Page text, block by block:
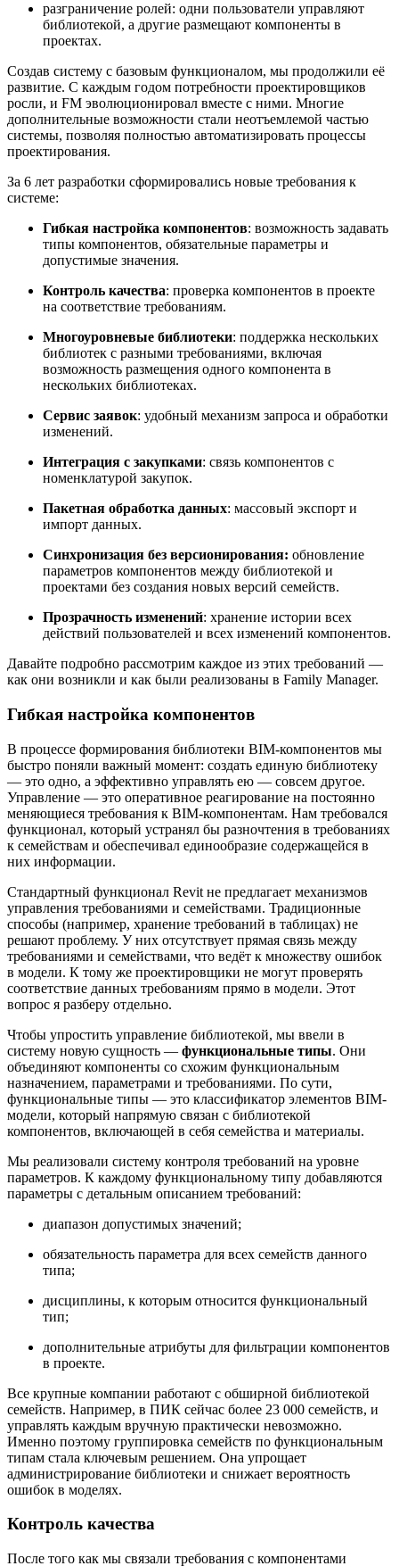
разграничение ролей: одни пользователи управляют
библиотекой, а другие размещают компоненты в
проектах.
Создав систему с базовым функционалом, мы продолжили её
развитие. С каждым годом потребности проектировщиков
росли, и FM эволюционировал вместе с ними. Многие
дополнительные возможности стали неотъемлемой частью
системы, позволяя полностью автоматизировать процессы
проектирования.
За 6 лет разработки сформировались новые требования к
системе:
Гибкая настройка компонентов: возможность задавать
типы компонентов, обязательные параметры и
допустимые значения.
Контроль качества: проверка компонентов в проекте
на соответствие требованиям.
Многоуровневые библиотеки: поддержка нескольких
библиотек с разными требованиями, включая
возможность размещения одного компонента в
нескольких библиотеках.
Сервис заявок: удобный механизм запроса и обработки
изменений.
Интеграция с закупками: связь компонентов с
номенклатурой закупок.
Пакетная обработка данных: массовый экспорт и
импорт данных.
Синхронизация без версионирования: обновление
параметров компонентов между библиотекой и
проектами без создания новых версий семейств.
Прозрачность изменений: хранение истории всех
действий пользователей и всех изменений компонентов.
Давайте подробно рассмотрим каждое из этих требований —
как они возникли и как были реализованы в Family Manager.
Гибкая настройка компонентов
В процессе формирования библиотеки BIM-компонентов мы
быстро поняли важный момент: создать единую библиотеку
— это одно, а эффективно управлять ею — совсем другое.
Управление — это оперативное реагирование на постоянно
меняющиеся требования к BIM-компонентам. Нам требовался
функционал, который устранял бы разночтения в требованиях
к семействам и обеспечивал единообразие содержащейся в
них информации.
Стандартный функционал Revit не предлагает механизмов
управления требованиями и семействами. Традиционные
способы (например, хранение требований в таблицах) не
решают проблему. У них отсутствует прямая связь между
требованиями и семействами, что ведёт к множеству ошибок
в модели. К тому же проектировщики не могут проверять
соответствие данных требованиям прямо в модели. Этот
вопрос я разберу отдельно.
Чтобы упростить управление библиотекой, мы ввели в
систему новую сущность — функциональные типы. Они
объединяют компоненты со схожим функциональным
назначением, параметрами и требованиями. По сути,
функциональные типы — это классификатор элементов BIM-
модели, который напрямую связан с библиотекой
компонентов, включающей в себя семейства и материалы.
Мы реализовали систему контроля требований на уровне
параметров. К каждому функциональному типу добавляются
параметры с детальным описанием требований:
диапазон допустимых значений;
обязательность параметра для всех семейств данного
типа;
дисциплины, к которым относится функциональный
тип;
дополнительные атрибуты для фильтрации компонентов
в проекте.
Все крупные компании работают с обширной библиотекой
семейств. Например, в ПИК сейчас более 23 000 семейств, и
управлять каждым вручную практически невозможно.
Именно поэтому группировка семейств по функциональным
типам стала ключевым решением. Она упрощает
администрирование библиотеки и снижает вероятность
ошибок в моделях.
Контроль качества
После того как мы связали требования с компонентами